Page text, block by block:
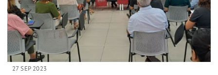
27 SEP 2023